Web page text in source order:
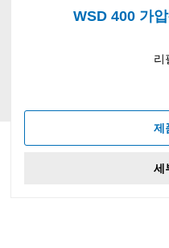
WSD 400 가
리
제
세